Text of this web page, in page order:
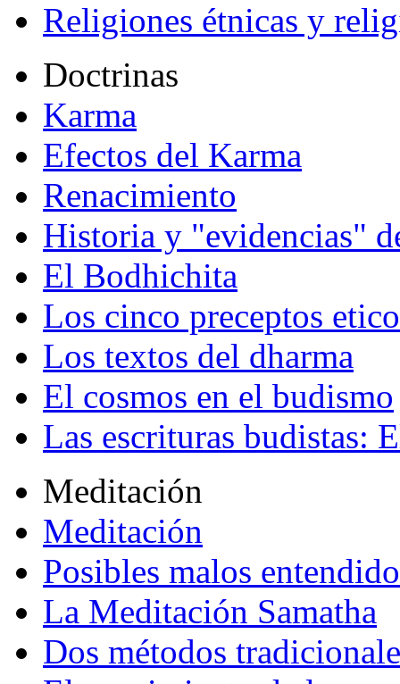
Religiones étnicas y
Doctrinas
Karma
Efectos del Karma
Renacimiento
Historia y "evidencias"
El Bodhichita
Los cinco preceptos
Los textos del dharma
El cosmos en el budismo
Las escrituras budistas:
Meditación
Meditación
Posibles malos
La Meditación Samatha
Dos métodos